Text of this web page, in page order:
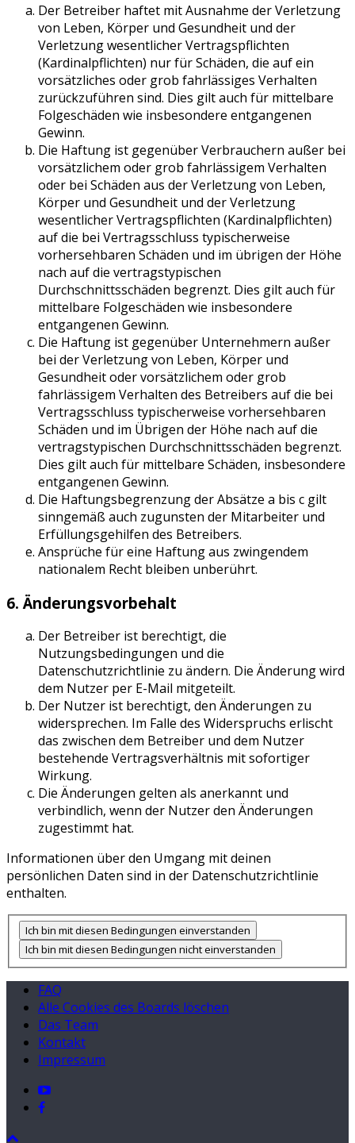
Der Betreiber haftet mit Ausnahme der Verletzung
von Leben, Körper und Gesundheit und der
Verletzung wesentlicher Vertragspflichten
(Kardinalpflichten) nur für Schäden, die auf ein
vorsätzliches oder grob fahrlässiges Verhalten
zurückzuführen sind. Dies gilt auch für mittelbare
Folgeschäden wie insbesondere entgangenen
Gewinn.
Die Haftung ist gegenüber Verbrauchern außer bei
vorsätzlichem oder grob fahrlässigem Verhalten
oder bei Schäden aus der Verletzung von Leben,
Körper und Gesundheit und der Verletzung
wesentlicher Vertragspflichten (Kardinalpflichten)
auf die bei Vertragsschluss typischerweise
vorhersehbaren Schäden und im übrigen der Höhe
nach auf die vertragstypischen
Durchschnittsschäden begrenzt. Dies gilt auch für
mittelbare Folgeschäden wie insbesondere
entgangenen Gewinn.
Die Haftung ist gegenüber Unternehmern außer
bei der Verletzung von Leben, Körper und
Gesundheit oder vorsätzlichem oder grob
fahrlässigem Verhalten des Betreibers auf die bei
Vertragsschluss typischerweise vorhersehbaren
Schäden und im Übrigen der Höhe nach auf die
vertragstypischen Durchschnittsschäden begrenzt.
Dies gilt auch für mittelbare Schäden, insbesondere
entgangenen Gewinn.
Die Haftungsbegrenzung der Absätze a bis c gilt
sinngemäß auch zugunsten der Mitarbeiter und
Erfüllungsgehilfen des Betreibers.
Ansprüche für eine Haftung aus zwingendem
nationalem Recht bleiben unberührt.
6. Änderungsvorbehalt
Der Betreiber ist berechtigt, die
Nutzungsbedingungen und die
Datenschutzrichtlinie zu ändern. Die Änderung wird
dem Nutzer per E-Mail mitgeteilt.
Der Nutzer ist berechtigt, den Änderungen zu
widersprechen. Im Falle des Widerspruchs erlischt
das zwischen dem Betreiber und dem Nutzer
bestehende Vertragsverhältnis mit sofortiger
Wirkung.
Die Änderungen gelten als anerkannt und
verbindlich, wenn der Nutzer den Änderungen
zugestimmt hat.
Informationen über den Umgang mit deinen
persönlichen Daten sind in der Datenschutzrichtlinie
enthalten.
FAQ
Alle Cookies des Boards löschen
Das Team
Kontakt
Impressum